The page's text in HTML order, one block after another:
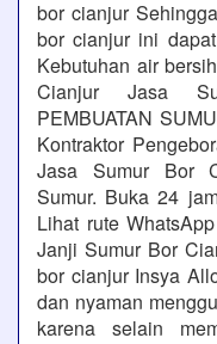
bor cianjur
bor cianjur ini
Kebutuhan air
Cianjur Jasa
PEMBUATAN
Kontraktor
Jasa Sumur Bor
Sumur. Buka 24
Lihat rute
Janji Sumur Bor
bor cianjur Insya
dan nyaman
karena selain